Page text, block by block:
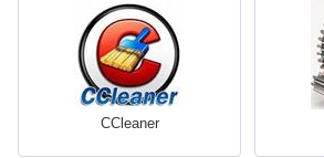
CCleaner